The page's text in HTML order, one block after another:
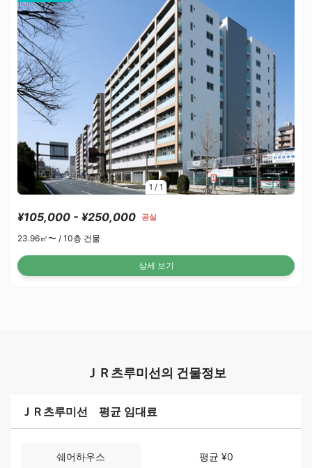
1 / 1
¥105,000 - ¥250,000 공실
23.96㎡〜 / 10층 건물
상세 보기
ＪＲ츠루미선의 건물정보
ＪＲ츠루미선 평균 임대료
쉐어하우스 평균 ¥0